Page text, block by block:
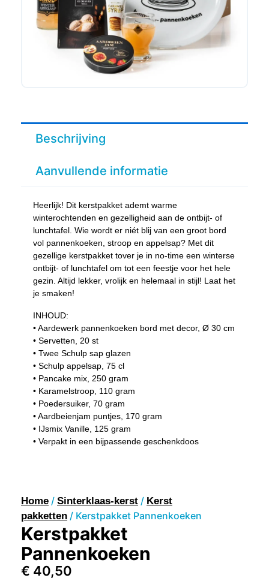
Beschrijving
Aanvullende informatie
Heerlijk! Dit kerstpakket ademt warme
winterochtenden en gezelligheid aan de ontbijt- of
lunchtafel. Wie wordt er niét blij van een groot bord
vol pannenkoeken, stroop en appelsap? Met dit
gezellige kerstpakket tover je in no-time een winterse
ontbijt- of lunchtafel om tot een feestje voor het hele
gezin. Altijd lekker, vrolijk en helemaal in stijl! Laat het
je smaken!
INHOUD:
• Aardewerk pannenkoeken bord met decor, Ø 30 cm
• Servetten, 20 st
• Twee Schulp sap glazen
• Schulp appelsap, 75 cl
• Pancake mix, 250 gram
• Karamelstroop, 110 gram
• Poedersuiker, 70 gram
• Aardbeienjam puntjes, 170 gram
• IJsmix Vanille, 125 gram
• Verpakt in een bijpassende geschenkdoos
Home / Sinterklaas-kerst / Kerst
pakketten / Kerstpakket Pannenkoeken
Kerstpakket
Pannenkoeken
€ 40,50